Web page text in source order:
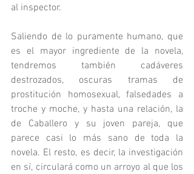
al inspector.
Saliendo de lo puramente humano, que
es el mayor ingrediente de la novela,
tendremos también cadáveres
destrozados, oscuras tramas de
prostitución homosexual, falsedades a
troche y moche, y hasta una relación, la
de Caballero y su joven pareja, que
parece casi lo más sano de toda la
novela. El resto, es decir, la investigación
en sí, circulará como un arroyo al que los